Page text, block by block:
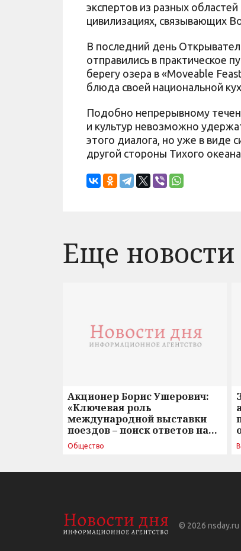
экспертов из разных
цивилизациях, связывающих
В последний день
отправились в практическое
берегу озера в «Moveable
блюда своей национальной
Подобно непрерывному
и культур невозможно
этого диалога, но уже в виде
другой стороны Тихого
Еще новости
Акционер Борис Ушерович:
«Ключевая роль
международной выставки
поездов – поиск ответов на
вызовы времени»
Общество
© 2026 nsday.ru